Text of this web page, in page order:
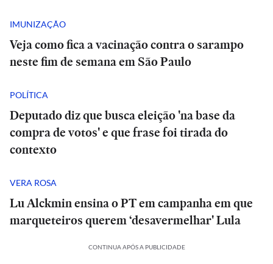
IMUNIZAÇÃO
Veja como fica a vacinação contra o sarampo
neste fim de semana em São Paulo
POLÍTICA
Deputado diz que busca eleição 'na base da
compra de votos' e que frase foi tirada do
contexto
VERA ROSA
Lu Alckmin ensina o PT em campanha em que
marqueteiros querem ‘desavermelhar' Lula
CONTINUA APÓS A PUBLICIDADE